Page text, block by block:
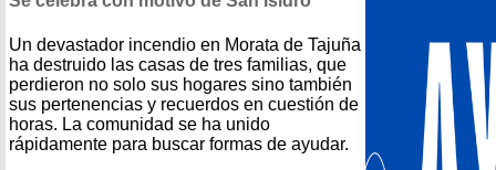
Un devastador incendio en Morata de Tajuña
ha destruido las casas de tres familias, que
perdieron no solo sus hogares sino también
sus pertenencias y recuerdos en cuestión de
horas. La comunidad se ha unido
rápidamente para buscar formas de ayudar.